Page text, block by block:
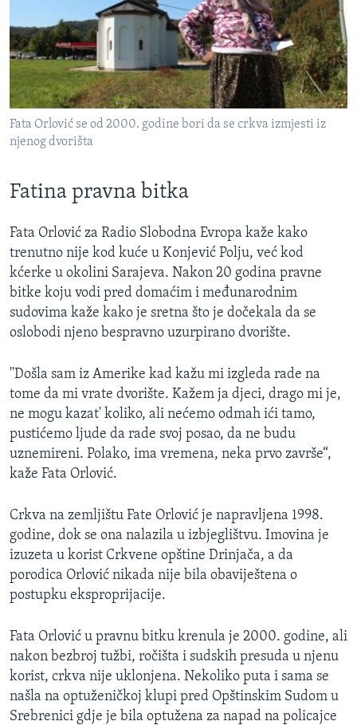
Fata Orlović se od 2000. godine bori da se crkva izmjesti iz
njenog dvorišta
Fatina pravna bitka
Fata Orlović za Radio Slobodna Evropa kaže kako
trenutno nije kod kuće u Konjević Polju, već kod
kćerke u okolini Sarajeva. Nakon 20 godina pravne
bitke koju vodi pred domaćim i međunarodnim
sudovima kaže kako je sretna što je dočekala da se
oslobodi njeno bespravno uzurpirano dvorište.
''Došla sam iz Amerike kad kažu mi izgleda rade na
tome da mi vrate dvorište. Kažem ja djeci, drago mi je,
ne mogu kazat' koliko, ali nećemo odmah ići tamo,
pustićemo ljude da rade svoj posao, da ne budu
uznemireni. Polako, ima vremena, neka prvo završe“,
kaže Fata Orlović.
Crkva na zemljištu Fate Orlović je napravljena 1998.
godine, dok se ona nalazila u izbjeglištvu. Imovina je
izuzeta u korist Crkvene opštine Drinjača, a da
porodica Orlović nikada nije bila obaviještena o
postupku eksproprijacije.
Fata Orlović u pravnu bitku krenula je 2000. godine, ali
nakon bezbroj tužbi, ročišta i sudskih presuda u njenu
korist, crkva nije uklonjena. Nekoliko puta i sama se
našla na optuženičkoj klupi pred Opštinskim Sudom u
Srebrenici gdje je bila optužena za napad na policajce